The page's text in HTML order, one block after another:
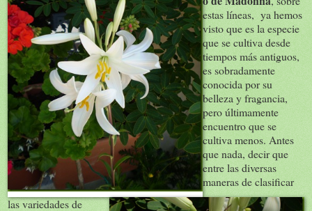
estas líneas, ya hemos
visto que es la especie
que se cultiva desde
tiempos más antiguos,
es sobradamente
conocida por su
belleza y fragancia,
pero últimamente
encuentro que se
cultiva menos. Antes
que nada, decir que
entre las diversas
maneras de clasificar
las variedades de